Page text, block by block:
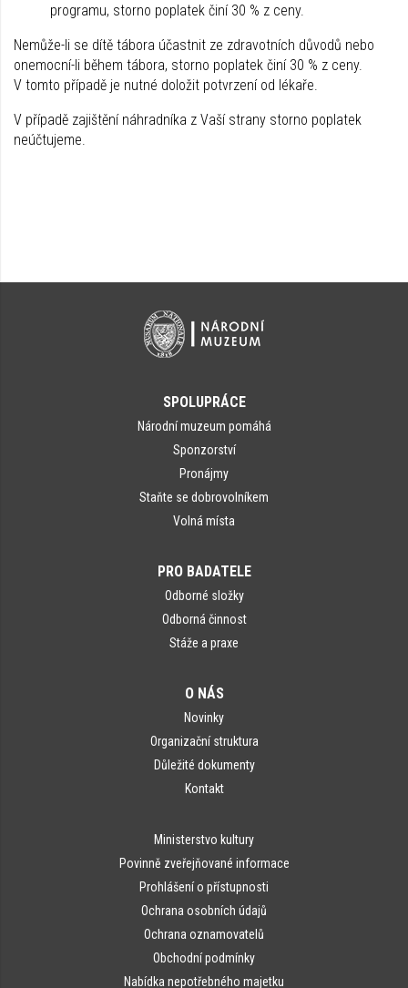
programu, storno poplatek činí 30 % z ceny.
Nemůže-li se dítě tábora účastnit ze zdravotních důvodů nebo
onemocní-li během tábora, storno poplatek činí 30 % z ceny.
V tomto případě je nutné doložit potvrzení od lékaře.
V případě zajištění náhradníka z Vaší strany storno poplatek
neúčtujeme.
SPOLUPRÁCE
Národní muzeum pomáhá
Sponzorství
Pronájmy
Staňte se dobrovolníkem
Volná místa
PRO BADATELE
Odborné složky
Odborná činnost
Stáže a praxe
O NÁS
Novinky
Organizační struktura
Důležité dokumenty
Kontakt
Ministerstvo kultury
Povinně zveřejňované informace
Prohlášení o přístupnosti
Ochrana osobních údajů
Ochrana oznamovatelů
Obchodní podmínky
Nabídka nepotřebného majetku